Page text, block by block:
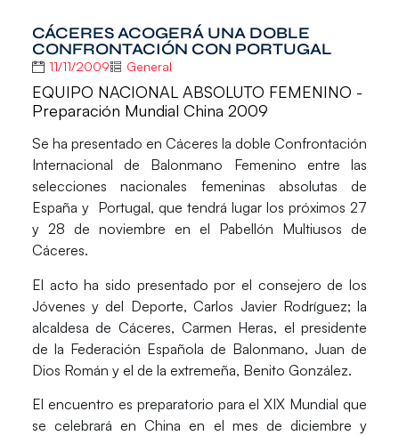
CÁCERES ACOGERÁ UNA DOBLE
CONFRONTACIÓN CON PORTUGAL
11/11/2009 General
EQUIPO NACIONAL ABSOLUTO FEMENINO -
Preparación Mundial China 2009
Se ha presentado en Cáceres la doble Confrontación
Internacional de Balonmano Femenino entre las
selecciones nacionales femeninas absolutas de
España y Portugal, que tendrá lugar los próximos 27
y 28 de noviembre en el Pabellón Multiusos de
Cáceres.
El acto ha sido presentado por el consejero de los
Jóvenes y del Deporte, Carlos Javier Rodríguez; la
alcaldesa de Cáceres, Carmen Heras, el presidente
de la Federación Española de Balonmano, Juan de
Dios Román y el de la extremeña, Benito González.
El encuentro es preparatorio para el XIX Mundial que
se celebrará en China en el mes de diciembre y